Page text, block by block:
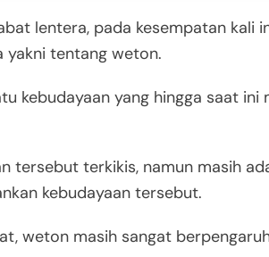
lentera, pada kesempatan kali
yakni tentang weton.
kebudayaan yang hingga saat ini
tersebut terkikis, namun masih
kebudayaan tersebut.
weton masih sangat